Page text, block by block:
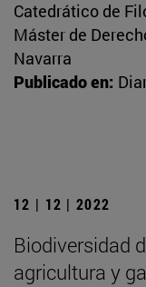
Catedrático de
Máster de
Navarra
Publicado en:
12 | 12 | 2022
Biodiversidad
agricultura y